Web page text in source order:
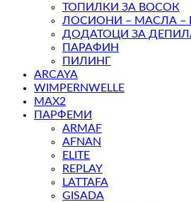
ТОПИЛКИ ЗА ВОСОК
ЛОСИОНИ – МАСЛА –
ДОДАТОЦИ ЗА
ПАРАФИН
ПИЛИНГ
ARCAYA
WIMPERNWELLE
MAX2
ПАРФЕМИ
ARMAF
AFNAN
ELITE
REPLAY
LATTAFA
GISADA